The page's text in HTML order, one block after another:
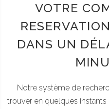
VOTRE
RESERVATION
DANS UN
Notre système de
trouver en quelques